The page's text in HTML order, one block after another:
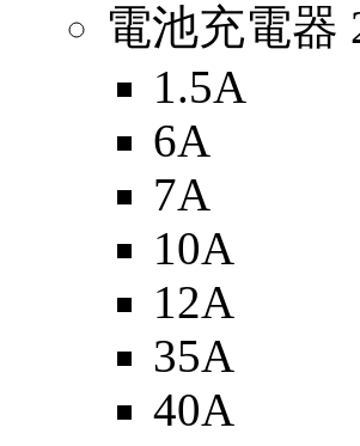
電池充電器
1.5A
6A
7A
10A
12A
35A
40A